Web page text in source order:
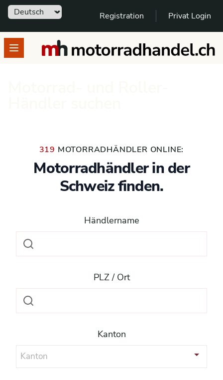
Sprache Registration Privat Login
Open menumotorradhandel.ch
319 MOTORRADHÄNDLER ONLINE:
Motorradhändler in der
Schweiz finden.
Händlername
PLZ / Ort
Kanton
Kanton